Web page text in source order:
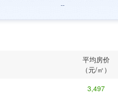
--
平均房价
（元/㎡）
3,497